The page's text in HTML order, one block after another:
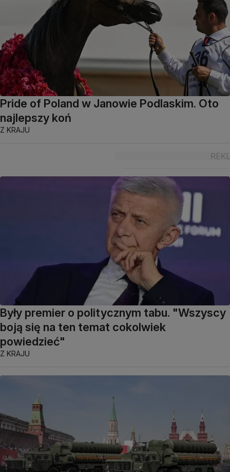
Pride of Poland w Janowie Podlaskim. Oto
najlepszy koń
Z KRAJU
Były premier o politycznym tabu. "Wszyscy
boją się na ten temat cokolwiek
powiedzieć"
Z KRAJU